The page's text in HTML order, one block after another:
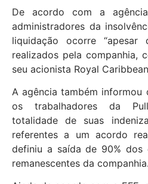
De acordo com a
administradores da
liquidação ocorre “apesar
realizados pela companhia,
seu acionista Royal
A agência também informou
os trabalhadores da
totalidade de suas
referentes a um acordo
definiu a saída de 90% dos
remanescentes da companhia.